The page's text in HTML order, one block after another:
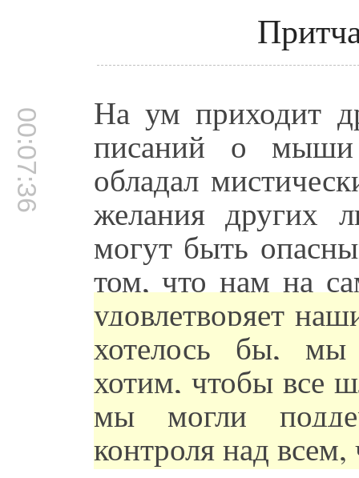
00:07:36 На ум приходит
писаний о
обладал
желания других
могут быть
том, что нам на
удовлетворяет
хотелось бы, мы
хотим, чтобы все
мы могли
контроля над